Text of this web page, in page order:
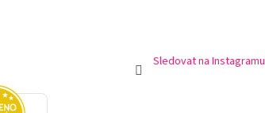
Sledovat na Instagramu